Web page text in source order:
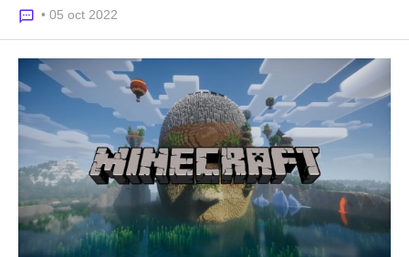
• 05 oct 2022